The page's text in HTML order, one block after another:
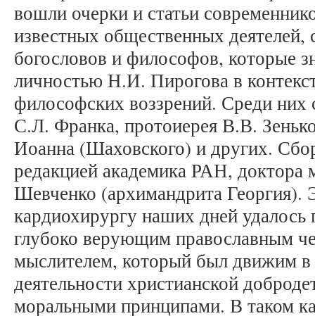
вошли очерки и статьи
известных общественных
богословов и философов, которые
личностью Н.И. Пирогова в
философских воззрений. Среди
С.Л. Франка, протоиерея В.В.
Иоанна (Шаховского) и других.
редакцией академика РАН,
Шевченко (архимандрита
кардиохирургу наших дней
глубоко верующим православным
мыслителем, который был движим в
деятельности христианской
моральными принципами. В таком